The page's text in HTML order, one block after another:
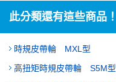
此分類還有這些商品！
時規皮帶輪 MXL型
高扭矩時規皮帶輪 S5M型